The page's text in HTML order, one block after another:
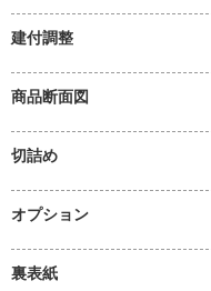
建付調整
商品断面図
切詰め
オプション
裏表紙